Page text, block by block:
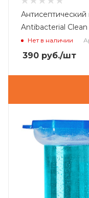
Антисептический
Antibacterial
Нет в наличии
390 руб./шт